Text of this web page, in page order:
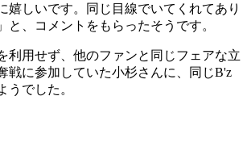
嬉しいです。同じ目線でいてくれてあり
と、コメントをもらったそうです。
利用せず、他のファンと同じフェアな立
戦に参加していた小杉さんに、同じB'z
うでした。